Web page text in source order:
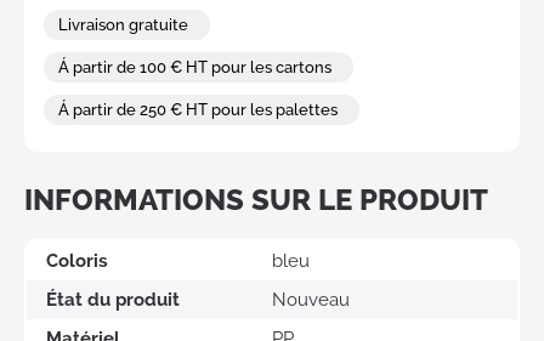
INFORMATIONS SUR LE PRODUIT
Coloris
bleu
État du produit
Nouveau
Livraison gratuite
Á partir de 100 € HT pour les cartons
Á partir de 250 € HT pour les palettes